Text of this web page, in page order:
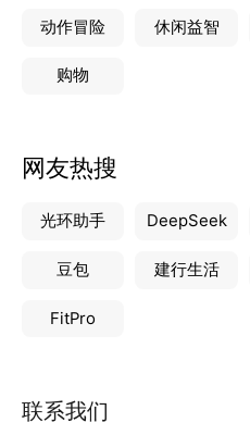
动作冒险 休闲益智
购物
网友热搜
光环助手 DeepSeek
豆包 建行生活
FitPro
联系我们